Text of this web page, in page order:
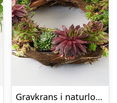
Gravkrans i naturlook – Blomster til begravelse